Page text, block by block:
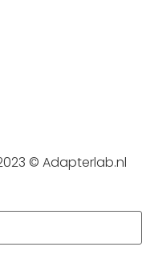
© Adapterlab.nl